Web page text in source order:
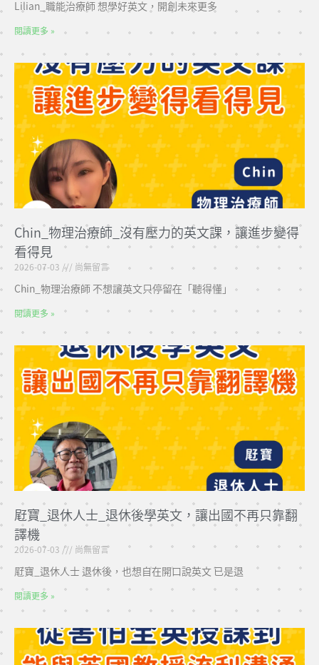
Lilian_職能治療師 想學好英文，開創未來更多
閱讀更多 »
Chin_物理治療師_沒有壓力的英文課，讓進步變得
看得見
2026-07-03 尚無留言
Chin_物理治療師 不想讓英文只停留在「聽得懂」
閱讀更多 »
屘寶_退休人士_退休後學英文，讓出國不再只靠翻
譯機
2026-07-03 尚無留言
屘寶_退休人士 退休後，也想自在開口說英文 已是退
閱讀更多 »